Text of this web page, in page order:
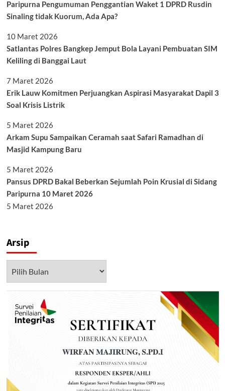
Paripurna Pengumuman Penggantian Waket 1 DPRD Rusdin
Sinaling tidak Kuorum, Ada Apa?
10 Maret 2026
Satlantas Polres Bangkep Jemput Bola Layani Pembuatan SIM
Keliling di Banggai Laut
7 Maret 2026
Erik Lauw Komitmen Perjuangkan Aspirasi Masyarakat Dapil 3
Soal Krisis Listrik
5 Maret 2026
Arkam Supu Sampaikan Ceramah saat Safari Ramadhan di
Masjid Kampung Baru
5 Maret 2026
Pansus DPRD Bakal Beberkan Sejumlah Poin Krusial di Sidang
Paripurna 10 Maret 2026
5 Maret 2026
Arsip